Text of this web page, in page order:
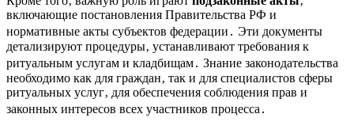
включающие постановления Правительства РФ и
нормативные акты субъектов федерации․ Эти документы
детализируют процедуры‚ устанавливают требования к
ритуальным услугам и кладбищам․ Знание законодательства
необходимо как для граждан‚ так и для специалистов сферы
ритуальных услуг‚ для обеспечения соблюдения прав и
законных интересов всех участников процесса․